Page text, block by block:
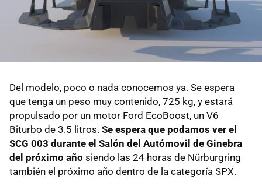
Del modelo, poco o nada conocemos ya. Se espera
que tenga un peso muy contenido, 725 kg, y estará
propulsado por un motor Ford EcoBoost, un V6
Biturbo de 3.5 litros. Se espera que podamos ver el
SCG 003 durante el Salón del Autómovil de Ginebra
del próximo año siendo las 24 horas de Nürburgring
también el próximo año dentro de la categoría SPX.